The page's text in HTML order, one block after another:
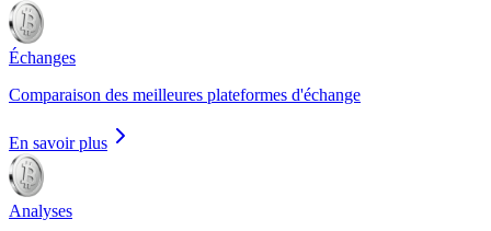
Échanges
Comparaison des meilleures plateformes d'échange
En savoir plus
Analyses